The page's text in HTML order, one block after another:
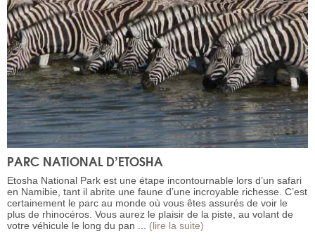
PARC NATIONAL D’ETOSHA
Etosha National Park est une étape incontournable lors d’un safari
en Namibie, tant il abrite une faune d’une incroyable richesse. C’est
certainement le parc au monde où vous êtes assurés de voir le
plus de rhinocéros. Vous aurez le plaisir de la piste, au volant de
votre véhicule le long du pan ... (lire la suite)